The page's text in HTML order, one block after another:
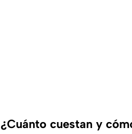
¿Cuánto cuestan y